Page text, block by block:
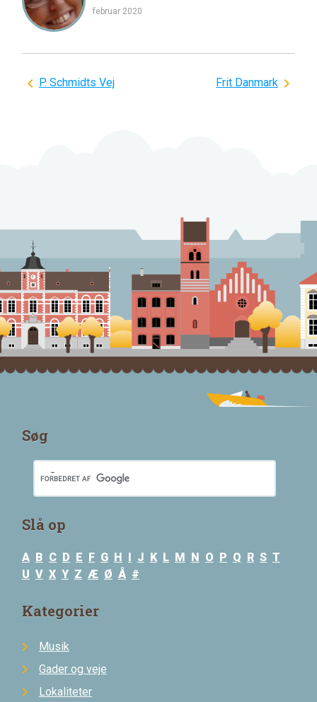
februar 2020
Indlægsnavigation
P. Schmidts Vej Frit Danmark
Søg
Slå op
A B C D E F G H J K L M N O P Q R S T
U V X Y Z Æ Ø Å #
Kategorier
Musik
Gader og veje
Lokaliteter